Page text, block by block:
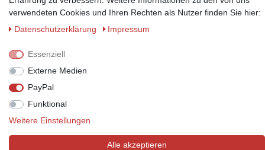
Wir behalten uns das Recht vor im Einzelfall bestimmte
Zahlungsarten auszuschließen.Mehr Informationen
© Copyright 2026 Marabella´s | Alle Rechte vorbehalten. | Grundpreise
verwendeten Cookies und Ihren Rechten als Nutzer finden Sie hier:
Daten­schutz­erklärung
Impressum
Essenziell
Externe Medien
PayPal
Funktional
Weitere Einstellungen
Alle akzeptieren